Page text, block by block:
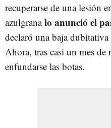
recuperarse de una lesión
azulgranalo anunció el
declaró una baja dubitativa
Ahora, tras casi un mes
enfundarse las botas.